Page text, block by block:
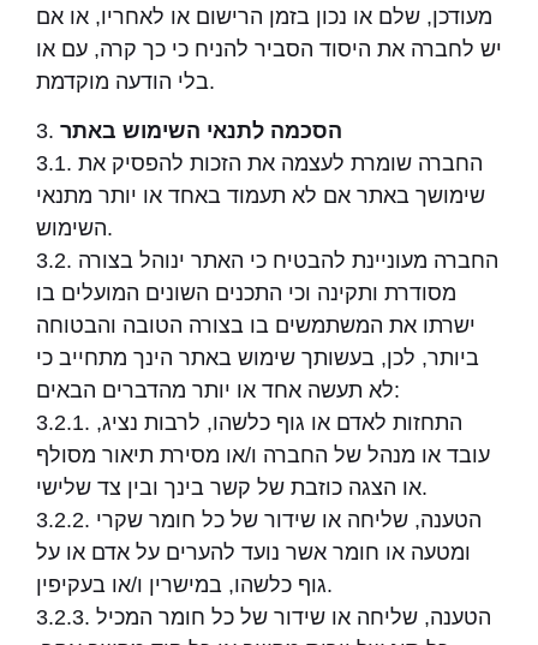
מעודכן, שלם או נכון בזמן הרישום או לאחריו, או אם
יש לחברה את היסוד הסביר להניח כי כך קרה, עם או
בלי הודעה מוקדמת.
3. הסכמה לתנאי השימוש באתר
3.1. החברה שומרת לעצמה את הזכות להפסיק את
שימושך באתר אם לא תעמוד באחד או יותר מתנאי
השימוש.
3.2. החברה מעוניינת להבטיח כי האתר ינוהל בצורה
מסודרת ותקינה וכי התכנים השונים המועלים בו
ישרתו את המשתמשים בו בצורה הטובה והבטוחה
ביותר, לכן, בעשותך שימוש באתר הינך מתחייב כי
לא תעשה אחד או יותר מהדברים הבאים:
3.2.1. התחזות לאדם או גוף כלשהו, לרבות נציג,
עובד או מנהל של החברה ו/או מסירת תיאור מסולף
או הצגה כוזבת של קשר בינך ובין צד שלישי.
3.2.2. הטענה, שליחה או שידור של כל חומר שקרי
ומטעה או חומר אשר נועד להערים על אדם או על
גוף כלשהו, במישרין ו/או בעקיפין.
3.2.3. הטענה, שליחה או שידור של כל חומר המכיל